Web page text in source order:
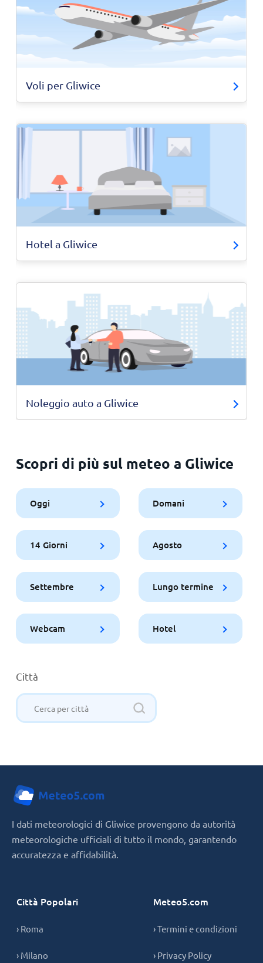
Voli per Gliwice
Hotel a Gliwice
Noleggio auto a Gliwice
Scopri di più sul meteo a Gliwice
Oggi Domani
14 Giorni Agosto
Settembre Lungo termine
Webcam Hotel
Città
I dati meteorologici di Gliwice provengono da autorità
meteorologiche ufficiali di tutto il mondo, garantendo
accuratezza e affidabilità.
Città Popolari
› Roma
› Milano
Meteo5.com
› Termini e condizioni
› Privacy Policy